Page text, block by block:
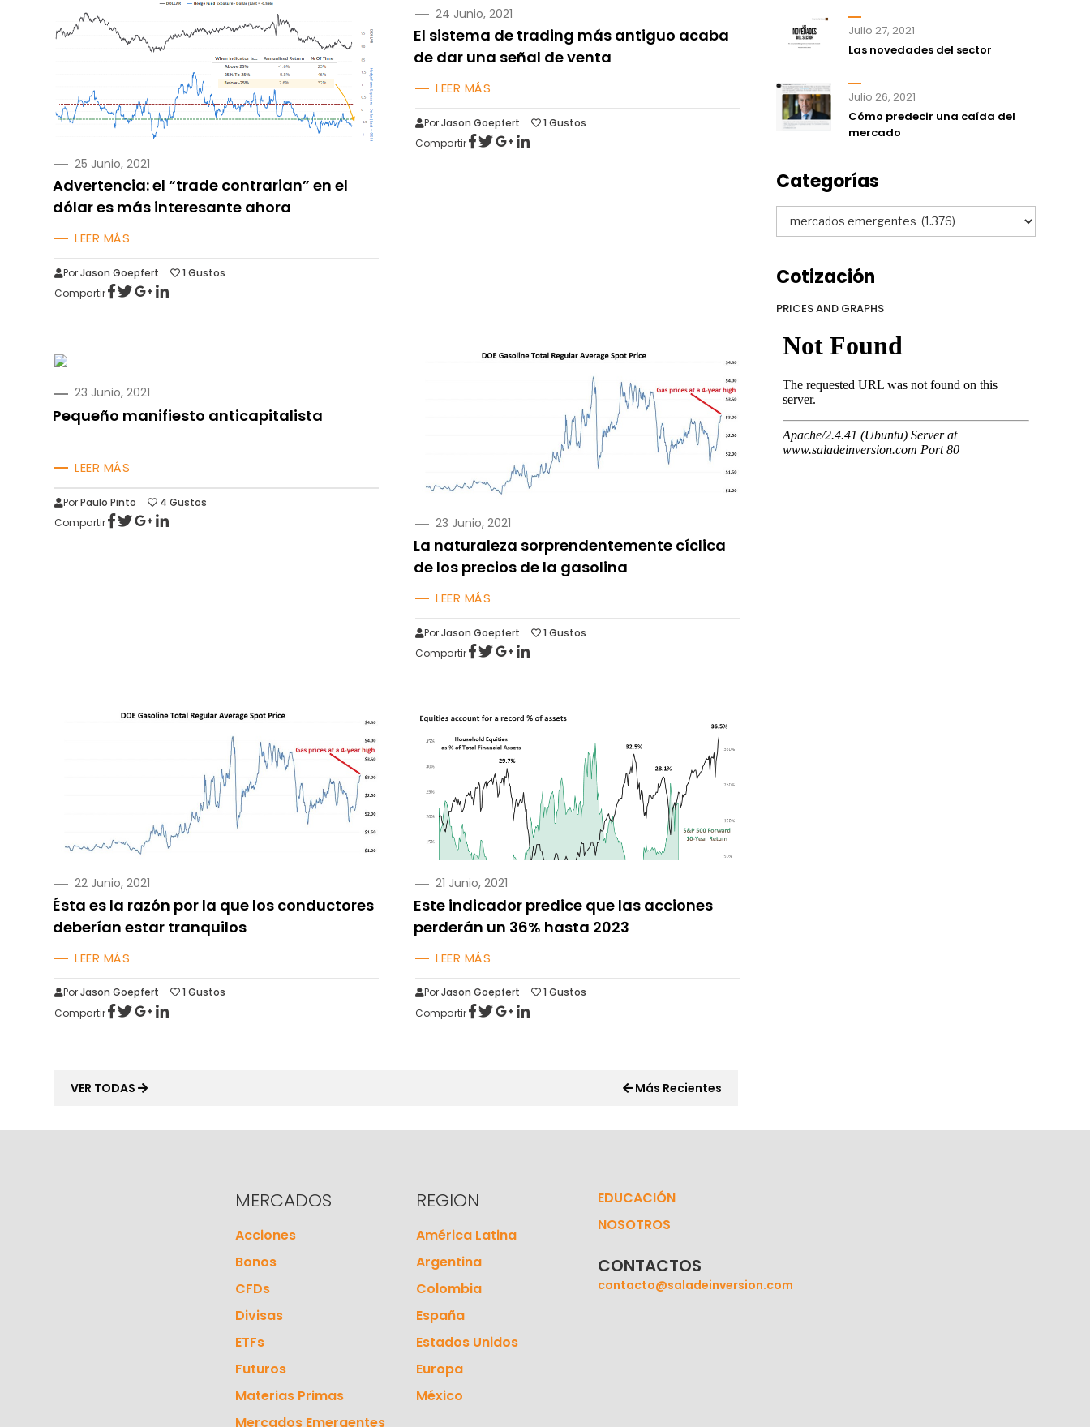
PUBLICADO
25 Junio, 2021
Advertencia: el “trade contrarian” en el
dólar es más interesante ahora
LEER MÁS
PorJason Goepfert 1 Gustos
Compartir
PUBLICADO
24 Junio, 2021
El sistema de trading más antiguo acaba
de dar una señal de venta
LEER MÁS
PorJason Goepfert 1 Gustos
Compartir
PUBLICADO
23 Junio, 2021
Pequeño manifiesto anticapitalista
LEER MÁS
PorPaulo Pinto 4 Gustos
Compartir
PUBLICADO
23 Junio, 2021
La naturaleza sorprendentemente cíclica
de los precios de la gasolina
LEER MÁS
PorJason Goepfert 1 Gustos
Compartir
PUBLICADO
22 Junio, 2021
Ésta es la razón por la que los conductores
deberían estar tranquilos
LEER MÁS
PorJason Goepfert 1 Gustos
Compartir
PUBLICADO
21 Junio, 2021
Este indicador predice que las acciones
perderán un 36% hasta 2023
LEER MÁS
PorJason Goepfert 1 Gustos
Compartir
VER TODAS Más Recientes
Julio 27, 2021
Las novedades del sector
Julio 26, 2021
Cómo predecir una caída del
mercado
Categorías
Categorías
Cotización
PRICES AND GRAPHS
MERCADOS
Acciones
Bonos
CFDs
Divisas
ETFs
Futuros
Materias Primas
Mercados Emergentes
REGION
América Latina
Argentina
Colombia
España
Estados Unidos
Europa
México
EDUCACIÓN
NOSOTROS
CONTACTOS
contacto@saladeinversion.com